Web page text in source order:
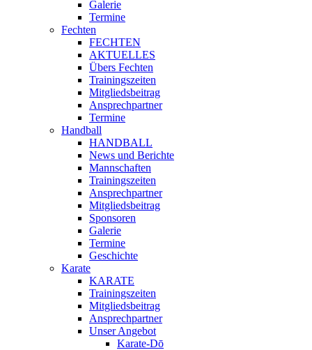
Galerie
Termine
Fechten
FECHTEN
AKTUELLES
Übers Fechten
Trainingszeiten
Mitgliedsbeitrag
Ansprechpartner
Termine
Handball
HANDBALL
News und Berichte
Mannschaften
Trainingszeiten
Ansprechpartner
Mitgliedsbeitrag
Sponsoren
Galerie
Termine
Geschichte
Karate
KARATE
Trainingszeiten
Mitgliedsbeitrag
Ansprechpartner
Unser Angebot
Karate-Dō